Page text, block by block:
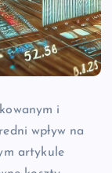
i
wpływ na
artykule